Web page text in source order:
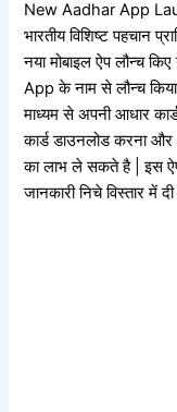
New Aadhar App
भारतीय विशिष्ट
नया मोबाइल ऐप लौन्च
App के नाम से लौन्च
माध्यम से अपनी आधार
कार्ड डाउनलोड करना
का लाभ ले सकते है | इस
जानकारी निचे विस्तार में दी